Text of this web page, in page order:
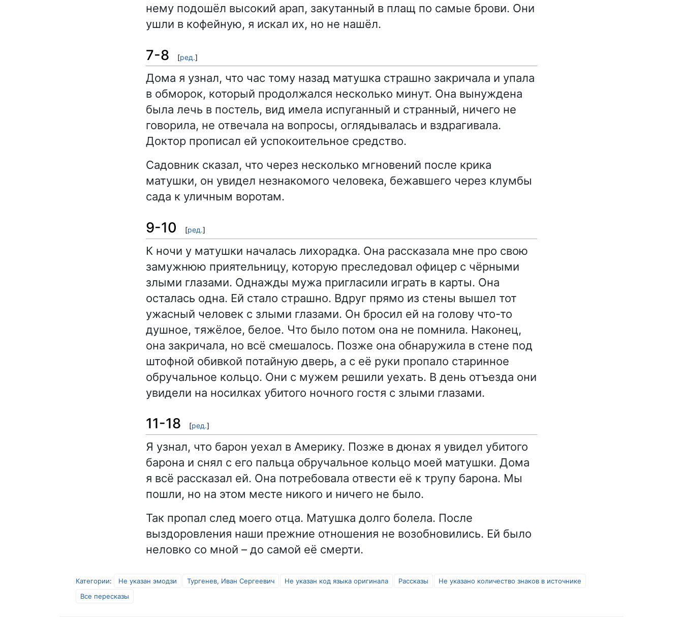
нему подошёл высокий арап, закутанный в плащ по самые брови. Они
ушли в кофейную, я искал их, но не нашёл.
7-8 [ред.]
Дома я узнал, что час тому назад матушка страшно закричала и упала
в обморок, который продолжался несколько минут. Она вынуждена
была лечь в постель, вид имела испуганный и странный, ничего не
говорила, не отвечала на вопросы, оглядывалась и вздрагивала.
Доктор прописал ей успокоительное средство.
Садовник сказал, что через несколько мгновений после крика
матушки, он увидел незнакомого человека, бежавшего через клумбы
сада к уличным воротам.
9-10 [ред.]
К ночи у матушки началась лихорадка. Она рассказала мне про свою
замужнюю приятельницу, которую преследовал офицер с чёрными
злыми глазами. Однажды мужа пригласили играть в карты. Она
осталась одна. Ей стало страшно. Вдруг прямо из стены вышел тот
ужасный человек с злыми глазами. Он бросил ей на голову что-то
душное, тяжёлое, белое. Что было потом она не помнила. Наконец,
она закричала, но всё смешалось. Позже она обнаружила в стене под
штофной обивкой потайную дверь, а с её руки пропало старинное
обручальное кольцо. Они с мужем решили уехать. В день отъезда они
увидели на носилках убитого ночного гостя с злыми глазами.
11-18 [ред.]
Я узнал, что барон уехал в Америку. Позже в дюнах я увидел убитого
барона и снял с его пальца обручальное кольцо моей матушки. Дома
я всё рассказал ей. Она потребовала отвести её к трупу барона. Мы
пошли, но на этом месте никого и ничего не было.
Так пропал след моего отца. Матушка долго болела. После
выздоровления наши прежние отношения не возобновились. Ей было
неловко со мной – до самой её смерти.
Категории: Не указан эмодзи Тургенев, Иван Сергеевич Не указан код языка оригинала Рассказы
Не указано количество знаков в источнике
Все пересказы